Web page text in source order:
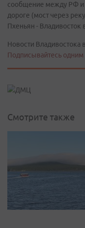
сообщение между РФ и
дороге (мост через
Пхеньян -
Новости Владивостока
Подписывайтесь
Смотрите также